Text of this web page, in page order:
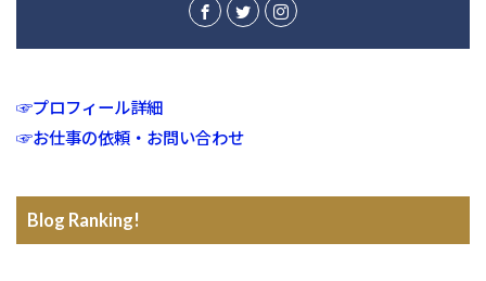
☞プロフィール詳細
☞お仕事の依頼・お問い合わせ
Blog Ranking!